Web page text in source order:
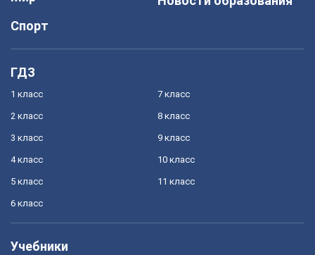
Спорт
ГДЗ
1 класс
2 класс
3 класс
4 класс
5 класс
6 класс
7 класс
8 класс
9 класс
10 класс
11 класс
Учебники